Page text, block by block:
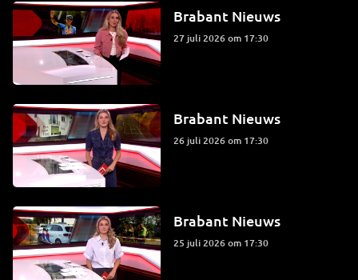
Brabant Nieuws
27 juli 2026 om 17:30
Brabant Nieuws
26 juli 2026 om 17:30
Brabant Nieuws
25 juli 2026 om 17:30